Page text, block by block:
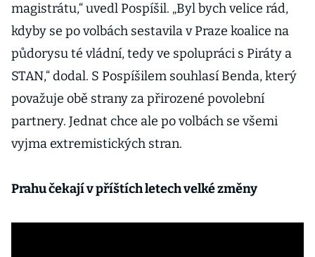
magistrátu,“ uvedl Pospíšil. „Byl bych velice rád,
kdyby se po volbách sestavila v Praze koalice na
půdorysu té vládní, tedy ve spolupráci s Piráty a
STAN,“ dodal. S Pospíšilem souhlasí Benda, který
považuje obě strany za přirozené povolební
partnery. Jednat chce ale po volbách se všemi
vyjma extremistických stran.
Prahu čekají v příštích letech velké změny